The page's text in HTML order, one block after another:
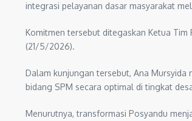
integrasi pelayanan dasar masyarakat
Komitmen tersebut ditegaskan Ketua Tim
(21/5/2026).
Dalam kunjungan tersebut, Ana
bidang SPM secara optimal di tingkat
Menurutnya, transformasi Posyandu